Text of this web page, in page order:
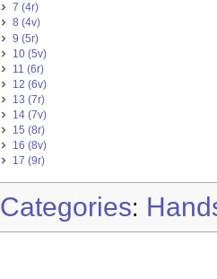
7 (4r)
8 (4v)
9 (5r)
10 (5v)
11 (6r)
12 (6v)
13 (7r)
14 (7v)
15 (8r)
16 (8v)
17 (9r)
Categories: